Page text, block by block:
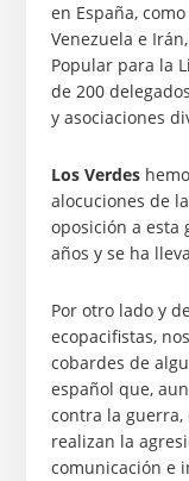
en España,
Venezuela e
Popular para la
de 200
y asociaciones
Los Verdes
alocuciones de
oposición a esta
años y se ha
Por otro lado y
ecopacifistas,
cobardes de
español que,
contra la
realizan la
comunicación e